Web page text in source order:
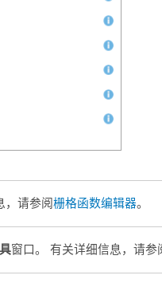
，请参阅栅格函数编辑器。
窗口。 有关详细信息，请参